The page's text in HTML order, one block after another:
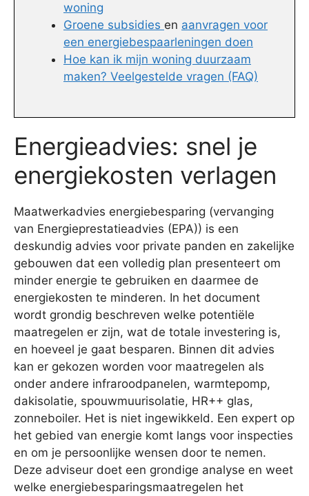
woning
Groene subsidies en aanvragen voor
een energiebespaarleningen doen
Hoe kan ik mijn woning duurzaam
maken? Veelgestelde vragen (FAQ)
Energieadvies: snel je
energiekosten verlagen
Maatwerkadvies energiebesparing (vervanging
van Energieprestatieadvies (EPA)) is een
deskundig advies voor private panden en zakelijke
gebouwen dat een volledig plan presenteert om
minder energie te gebruiken en daarmee de
energiekosten te minderen. In het document
wordt grondig beschreven welke potentiële
maatregelen er zijn, wat de totale investering is,
en hoeveel je gaat besparen. Binnen dit advies
kan er gekozen worden voor maatregelen als
onder andere infraroodpanelen, warmtepomp,
dakisolatie, spouwmuurisolatie, HR++ glas,
zonneboiler. Het is niet ingewikkeld. Een expert op
het gebied van energie komt langs voor inspecties
en om je persoonlijke wensen door te nemen.
Deze adviseur doet een grondige analyse en weet
welke energiebesparingsmaatregelen het